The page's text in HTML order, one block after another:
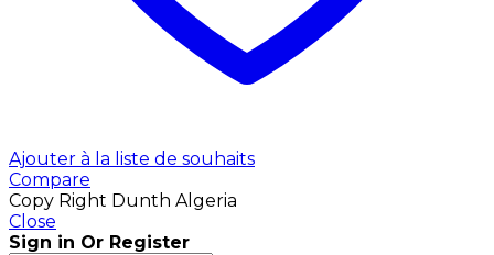
Ajouter à la liste de souhaits
Compare
Copy Right Dunth Algeria
Close
Sign in Or Register